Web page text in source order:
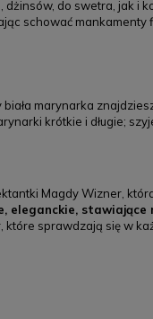
do swetra, jak i
schować
marynarka
krótkie i długie;
Magdy Wizner,
eleganckie, stawiające
sprawdzają się w